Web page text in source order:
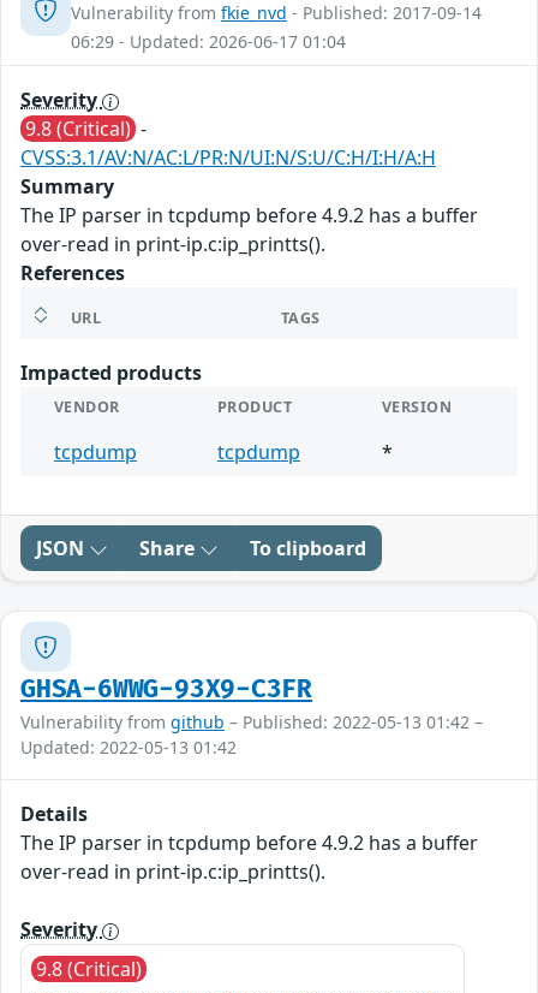
Vulnerability from fkie_nvd - Published: 2017-09-14
06:29 - Updated: 2026-06-17 01:04
Severity
9.8 (Critical) -
CVSS:3.1/AV:N/AC:L/PR:N/UI:N/S:U/C:H/I:H/A:H
Summary
The IP parser in tcpdump before 4.9.2 has a buffer
over-read in print-ip.c:ip_printts().
References
URL TAGS
Impacted products
VENDOR PRODUCT VERSION
tcpdump tcpdump *
JSON Share To clipboard
GHSA-6WWG-93X9-C3FR
Vulnerability from github – Published: 2022-05-13 01:42 –
Updated: 2022-05-13 01:42
Details
The IP parser in tcpdump before 4.9.2 has a buffer
over-read in print-ip.c:ip_printts().
Severity
9.8 (Critical)